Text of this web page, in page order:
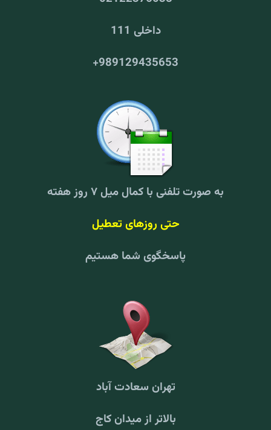
داخلی 111
989129435653
+
به صورت تلفنی با کمال میل ۷ روز هفته
حتی روزهای تعطیل
پاسخگوی شما هستیم
تهران سعادت آباد
بالاتر از میدان کاج